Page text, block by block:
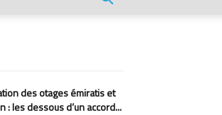
des otages émiratis et
: les dessous d’un accord...